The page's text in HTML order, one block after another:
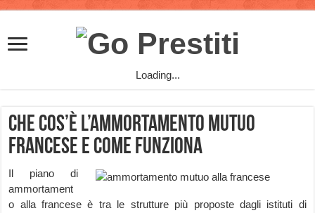
Loading...
Che cos’è l’ammortamento mutuo
francese e come funziona
Il piano di
ammortament
o alla francese è tra le strutture più proposte dagli istituti di